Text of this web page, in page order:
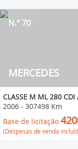
MERCEDES
N.° 70
CLASSE M ML 280 CDI
2006 - 307498 Km
Base de licitação
(Despesas de venda